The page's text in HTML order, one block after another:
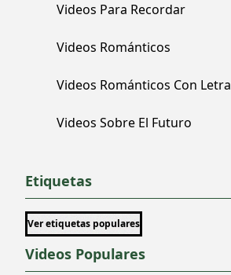
Videos Para Recordar
Videos Románticos
Videos Románticos Con Letra
Videos Sobre El Futuro
Etiquetas
Ver etiquetas populares
Videos Populares